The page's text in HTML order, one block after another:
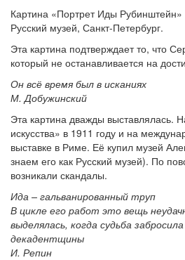
Картина «Портрет Иды
Русский музей, Санкт-Петербург.
Эта картина подтверждает то, что
который не останавливается на
Он всё время был в исканиях
М. Добужинский
Эта картина дважды выставлялась.
искусства» в 1911 году и на
выставке в Риме. Её купил музей
знаем его как Русский музей). По
возникали скандалы.
Ида – гальванированный труп
В цикле его работ это вещь
выделялась, когда судьба
декадентщины
И. Репин